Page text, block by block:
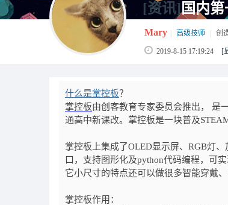
[资讯]国内
Mary 高级技师 创
2019-8-15 17:19:24 [
什么是掌控板？
掌控板由创客教育专家委员会推出， 是
通高中新课改。掌控板是一块普及
掌控板上集成了OLED显示屏、RGB灯
口，支持图形化及python代码编程，可
它小尺寸的特点还可以做很多智能穿戴
掌控板作用：